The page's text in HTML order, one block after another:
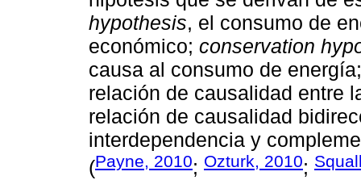
hypothesis, el consumo de
económico; conservation
causa al consumo de
relación de causalidad entre
relación de causalidad
interdependencia y
(Payne, 2010; Ozturk, 2010;